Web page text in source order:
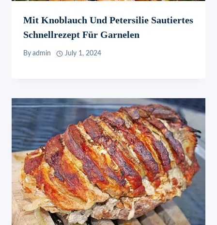
Mit Knoblauch Und Petersilie Sautiertes
Schnellrezept Für Garnelen
By admin July 1, 2024